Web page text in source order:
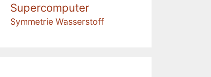
Supercomputer
Symmetrie Wasserstoff